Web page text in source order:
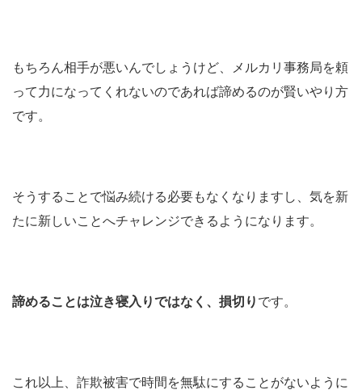
もちろん相手が悪いんでしょうけど、メルカリ事務局を頼
って力になってくれないのであれば諦めるのが賢いやり方
です。
そうすることで悩み続ける必要もなくなりますし、気を新
たに新しいことへチャレンジできるようになります。
諦めることは泣き寝入りではなく、損切り です。
これ以上、詐欺被害で時間を無駄にすることがないように